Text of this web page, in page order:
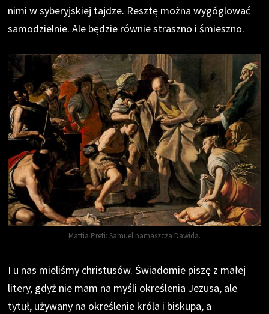
nimi w syberyjskiej tajdze. Resztę można wygóglować
samodzielnie. Ale będzie równie straszno i śmieszno.
Mattia Preti: Samuel namaszcza Dawida.
I u nas mieliśmy christusów. Świadomie piszę z małej
litery, gdyż nie mam na myśli określenia Jezusa, ale
tytuł, używany na określenie króla i biskupa, a